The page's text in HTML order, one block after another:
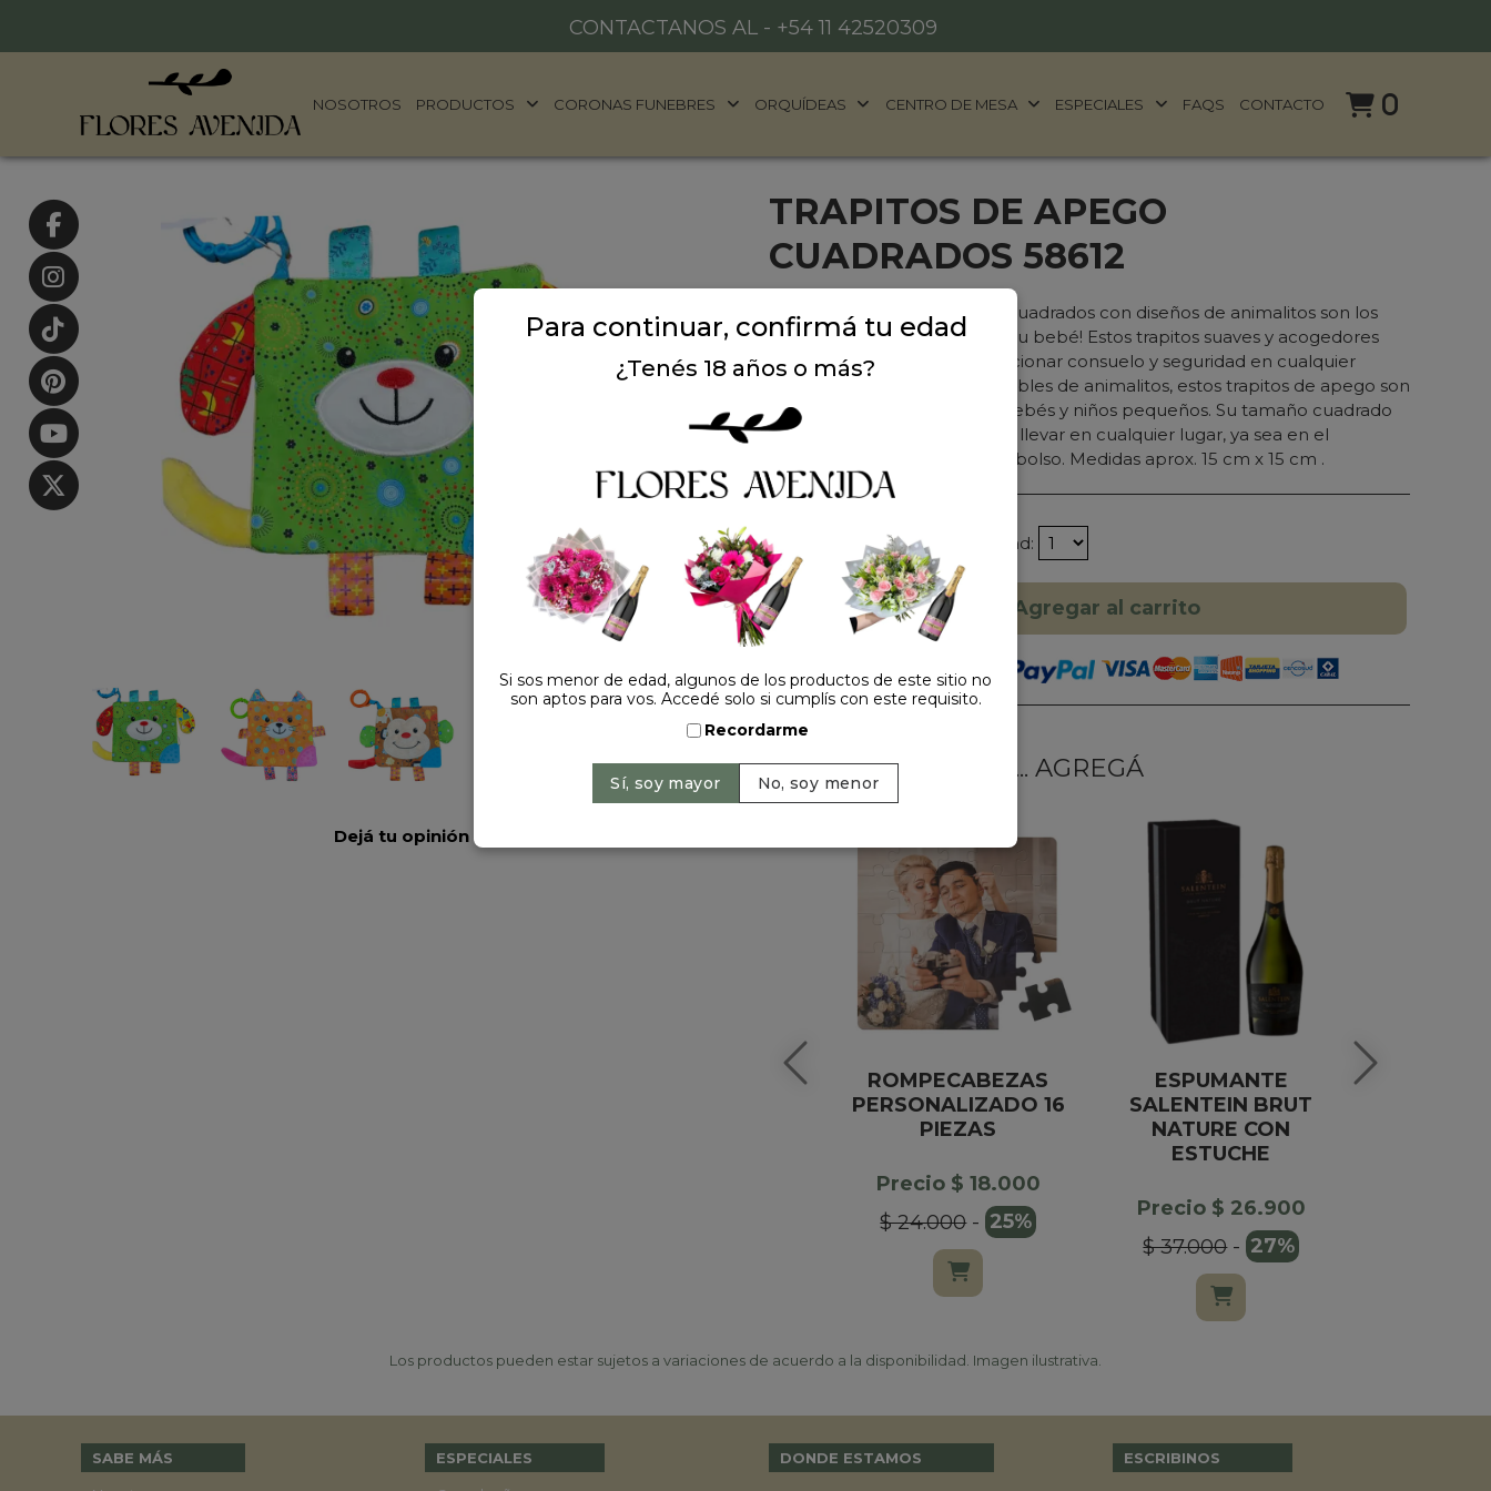
CONTACTANOS AL - +54 11 42520309
NOSOTROS PRODUCTOS CORONAS FUNEBRES ORQUÍDEAS CENTRO DE MESA ESPECIALES FAQS CONTACTO 0
Dejá tu opinión
TRAPITOS DE APEGO
CUADRADOS 58612
¡Nuestros trapitos de apego cuadrados con diseños de animalitos son los
compañeros perfectos para tu bebé! Estos trapitos suaves y acogedores
están diseñados para proporcionar consuelo y seguridad en cualquier
momento. Con diseños adorables de animalitos, estos trapitos de apego son
una excelente opción para bebés y niños pequeños. Su tamaño cuadrado
compacto los hace fáciles de llevar en cualquier lugar, ya sea en el
cochecito, en la cuna o en el bolso. Medidas aprox. 15 cm x 15 cm .
Precio: $ 6.900 Cantidad:
Agregar al carrito
HACELO ESPECIAL... AGREGÁ
ROMPECABEZAS
PERSONALIZADO 16
PIEZAS
Precio $ 18.000
$ 24.000- 25%
ESPUMANTE
SALENTEIN BRUT
NATURE CON
ESTUCHE
Precio $ 26.900
$ 37.000- 27%
Los productos pueden estar sujetos a variaciones de acuerdo a la disponibilidad. Imagen ilustrativa.
SABE MÁS ESPECIALES DONDE ESTAMOS ESCRIBINOS
Para continuar, confirmá tu edad
¿Tenés 18 años o más?
Si sos menor de edad, algunos de los productos de este sitio no
son aptos para vos. Accedé solo si cumplís con este requisito.
Recordarme